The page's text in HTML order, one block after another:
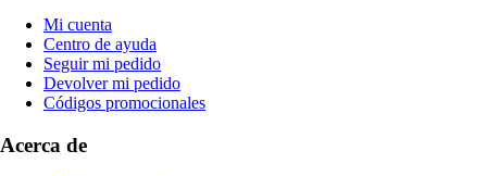
Mi cuenta
Centro de ayuda
Seguir mi pedido
Devolver mi pedido
Códigos promocionales
Acerca de